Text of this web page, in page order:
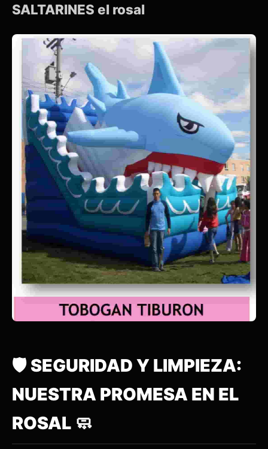
SALTARINES el rosal
🛡️ SEGURIDAD Y LIMPIEZA:
NUESTRA PROMESA EN EL
ROSAL 🧼